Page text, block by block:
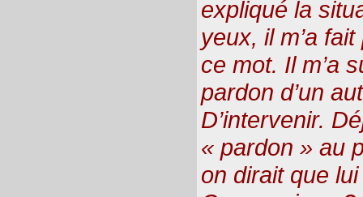
expliqué la
yeux, il m’a
ce mot. Il m’a
pardon d’un
D’intervenir.
« pardon » au
on dirait que